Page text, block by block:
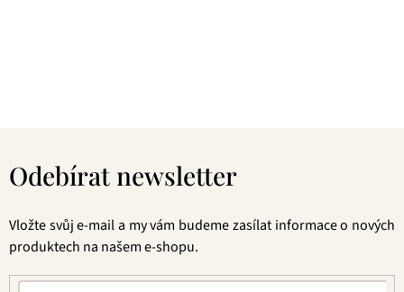
Odebírat newsletter
Vložte svůj e-mail a my vám budeme zasílat informace o nových
produktech na našem e-shopu.